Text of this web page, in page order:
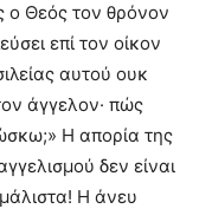
ο Θεός τον θρόνον
επί τον οίκον
αυτού ουκ
άγγελον· πώς
Η απορία της
δεν είναι
Η άνευ